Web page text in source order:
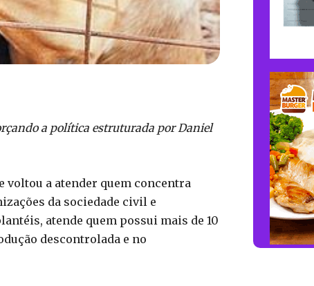
a política estruturada por Daniel
voltou a atender quem concentra
da sociedade civil e
atende quem possui mais de 10
descontrolada e no